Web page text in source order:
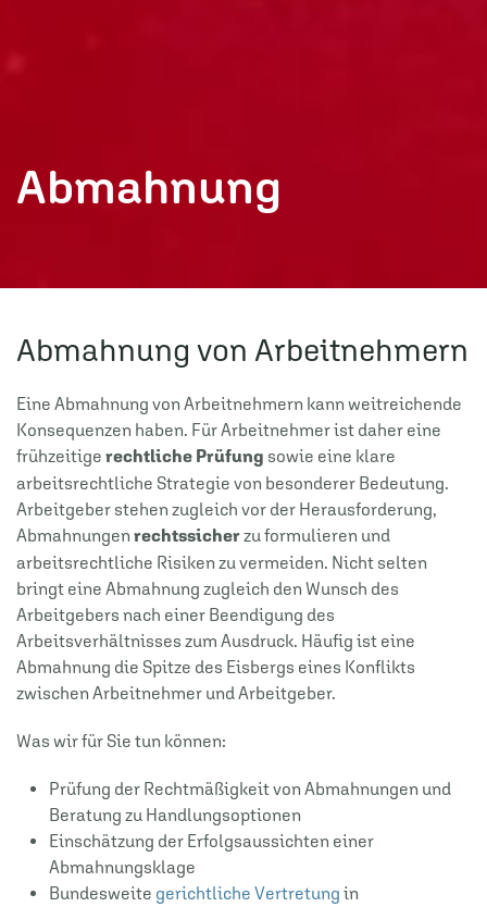
Abmahnung
Abmahnung von Arbeitnehmern
Eine Abmahnung von Arbeitnehmern kann weitreichende
Konsequenzen haben. Für Arbeitnehmer ist daher eine
frühzeitige rechtliche Prüfung sowie eine klare
arbeitsrechtliche Strategie von besonderer Bedeutung.
Arbeitgeber stehen zugleich vor der Herausforderung,
Abmahnungen rechtssicherzu formulieren und
arbeitsrechtliche Risiken zu vermeiden. Nicht selten
bringt eine Abmahnung zugleich den Wunsch des
Arbeitgebers nach einer Beendigung des
Arbeitsverhältnisses zum Ausdruck. Häufig ist eine
Abmahnung die Spitze des Eisbergs eines Konflikts
zwischen Arbeitnehmer und Arbeitgeber.
Was wir für Sie tun können:
Prüfung der Rechtmäßigkeit von Abmahnungen und
Beratung zu Handlungsoptionen
Einschätzung der Erfolgsaussichten einer
Abmahnungsklage
Bundesweite gerichtliche Vertretung in